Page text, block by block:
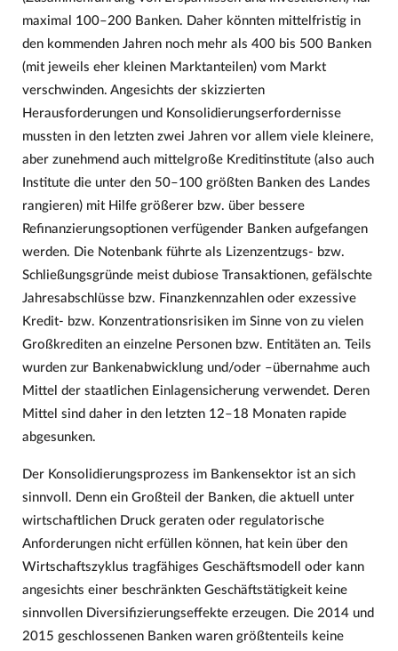
maximal 100–200 Banken. Daher könnten mittelfristig in
den kommenden Jahren noch mehr als 400 bis 500 Banken
(mit jeweils eher kleinen Marktanteilen) vom Markt
verschwinden. Angesichts der skizzierten
Herausforderungen und Konsolidierungserfordernisse
mussten in den letzten zwei Jahren vor allem viele kleinere,
aber zunehmend auch mittelgroße Kreditinstitute (also auch
Institute die unter den 50–100 größten Banken des Landes
rangieren) mit Hilfe größerer bzw. über bessere
Refinanzierungsoptionen verfügender Banken aufgefangen
werden. Die Notenbank führte als Lizenzentzugs- bzw.
Schließungsgründe meist dubiose Transaktionen, gefälschte
Jahresabschlüsse bzw. Finanzkennzahlen oder exzessive
Kredit- bzw. Konzentrationsrisiken im Sinne von zu vielen
Großkrediten an einzelne Personen bzw. Entitäten an. Teils
wurden zur Bankenabwicklung und/oder –übernahme auch
Mittel der staatlichen Einlagensicherung verwendet. Deren
Mittel sind daher in den letzten 12–18 Monaten rapide
abgesunken.
Der Konsolidierungsprozess im Bankensektor ist an sich
sinnvoll. Denn ein Großteil der Banken, die aktuell unter
wirtschaftlichen Druck geraten oder regulatorische
Anforderungen nicht erfüllen können, hat kein über den
Wirtschaftszyklus tragfähiges Geschäftsmodell oder kann
angesichts einer beschränkten Geschäftstätigkeit keine
sinnvollen Diversifizierungseffekte erzeugen. Die 2014 und
2015 geschlossenen Banken waren größtenteils keine